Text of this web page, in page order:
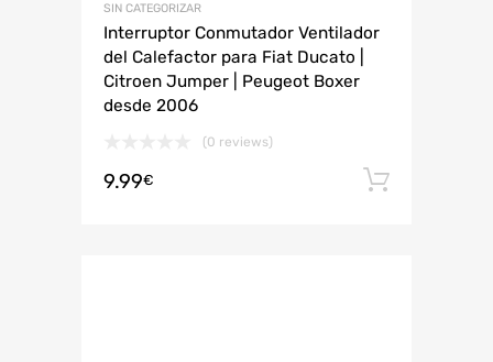
SIN CATEGORIZAR
Interruptor Conmutador Ventilador
del Calefactor para Fiat Ducato |
Citroen Jumper | Peugeot Boxer
desde 2006
(0 reviews)
9.99€